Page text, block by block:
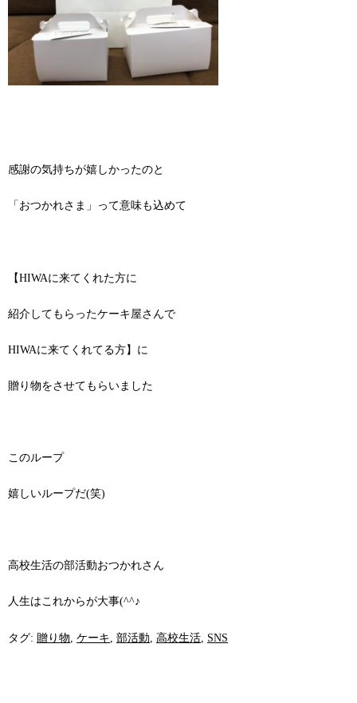
感謝の気持ちが嬉しかったのと
「おつかれさま」って意味も込めて
【HIWAに来てくれた方に
紹介してもらったケーキ屋さんで
HIWAに来てくれてる方】に
贈り物をさせてもらいました
このループ
嬉しいループだ(笑)
高校生活の部活動おつかれさん
人生はこれからが大事(^^♪
タグ: 贈り物 ケーキ 部活動 高校生活 SNS